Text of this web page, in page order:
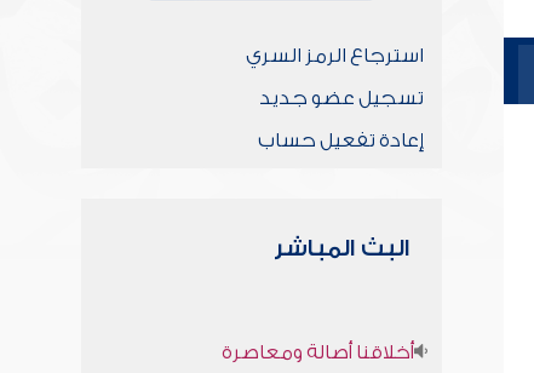
استرجاع الرمز السري
تسجيل عضو جديد
إعادة تفعيل حساب
البث المباشر
أخلاقنا أصالة ومعاصرة